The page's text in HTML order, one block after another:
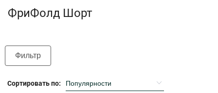
ФриФолд Шорт
Фильтр
Сортировать по: